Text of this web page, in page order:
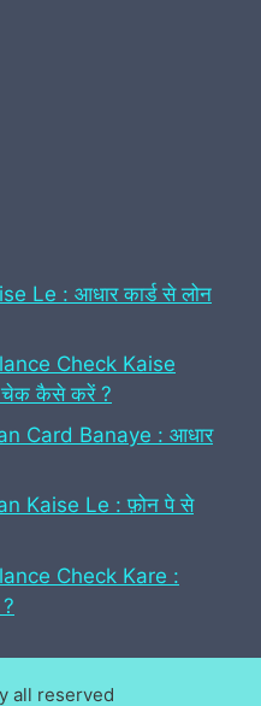
Le : आधार कार्ड से लोन
Check Kaise
चेक कैसे करें ?
Card Banaye : आधार
Kaise Le : फ़ोन पे से
Check Kare :
all reserved